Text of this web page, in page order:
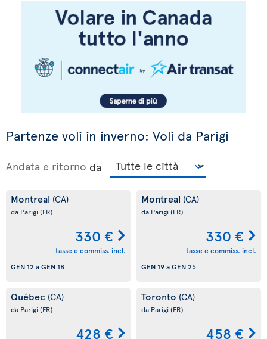
Partenze voli in inverno: Voli da Parigi
Andata e ritorno da
Montreal (CA)
da Parigi(FR)
330 €
tasse e commiss. incl.
GEN 12 aGEN 18
Montreal (CA)
da Parigi(FR)
330 €
tasse e commiss. incl.
GEN 19aGEN 25
Québec (CA)
da Parigi(FR)
428 €
Toronto (CA)
da Parigi(FR)
458 €